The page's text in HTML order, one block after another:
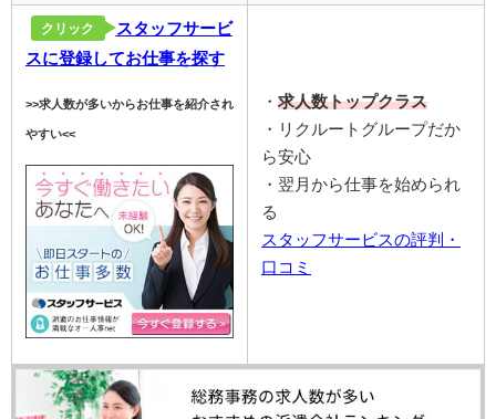
クリック
スタッフサービ
スに登録してお仕事を探す
>>求人数が多いからお仕事を紹介され
やすい<<
・ 求人数トップクラス
・リクルートグループだか
ら安心
・翌月から仕事を始められ
る
スタッフサービスの評判・
口コミ